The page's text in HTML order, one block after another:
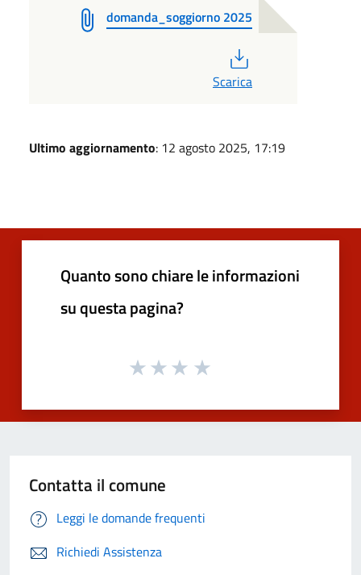
domanda_soggiorno 2025
Scarica
Ultimo aggiornamento: 12 agosto 2025, 17:19
Quanto sono chiare le informazioni
su questa pagina?
Contatta il comune
Leggi le domande frequenti
Richiedi Assistenza